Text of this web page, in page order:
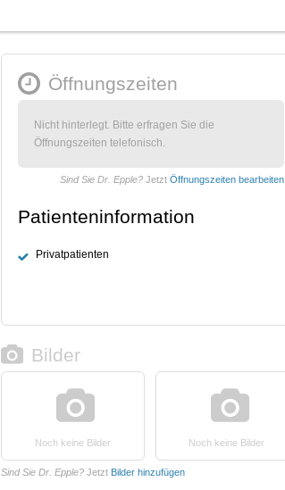
Öffnungszeiten
Nicht hinterlegt. Bitte erfragen Sie die
Öffnungszeiten telefonisch.
Sind Sie Dr. Epple? Jetzt Öffnungszeiten bearbeiten
Patienteninformation
Privatpatienten
Bilder
Noch keine Bilder Noch keine Bilder
Sind Sie Dr. Epple? Jetzt Bilder hinzufügen